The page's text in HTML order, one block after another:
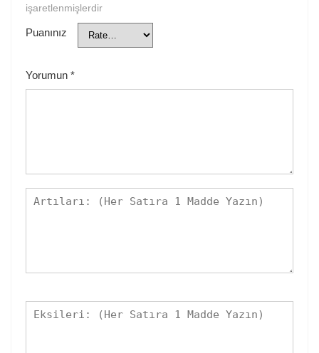
işaretlenmişlerdir
Puanınız
Yorumun *